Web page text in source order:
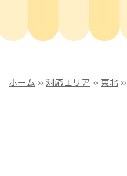
ホーム »対応エリア » 東北 »